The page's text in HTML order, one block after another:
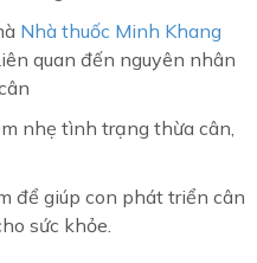
Nhà thuốc Minh Khang
quan đến nguyên nhân
nhẹ tình trạng thừa cân,
để giúp con phát triển cân
sức khỏe.